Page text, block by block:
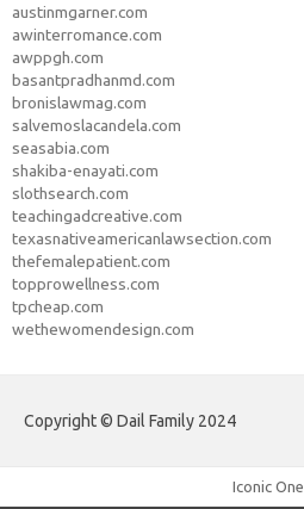
austinmgarner.com
awinterromance.com
awppgh.com
basantpradhanmd.com
bronislawmag.com
salvemoslacandela.com
seasabia.com
shakiba-enayati.com
slothsearch.com
teachingadcreative.com
texasnativeamericanlawsection.com
thefemalepatient.com
topprowellness.com
tpcheap.com
wethewomendesign.com
Copyright © Dail Family 2024
Iconic One